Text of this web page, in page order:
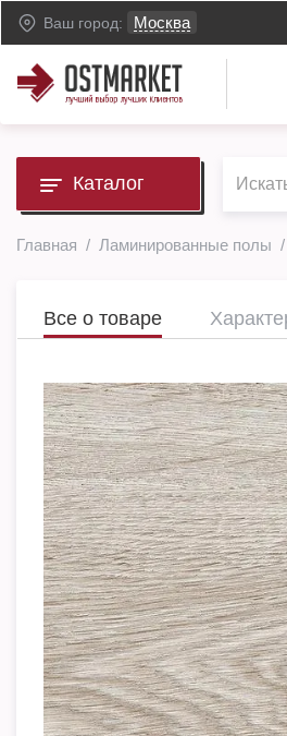
Ваш город: Москва
Каталог
Главная Ламинированные полы
Все о товаре